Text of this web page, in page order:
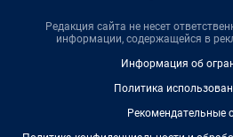
Редакция сайта не несет
информации, содержащейся в
Информация об
Политика
Рекомендательные